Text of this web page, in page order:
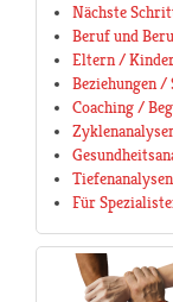
Nächste
Beruf und
Eltern /
Beziehungen /
Coaching /
Tiefenanalysen
Für